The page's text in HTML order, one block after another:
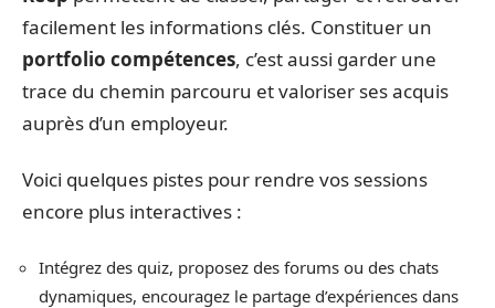
facilement les informations clés. Constituer un
portfolio compétences, c’est aussi garder une
trace du chemin parcouru et valoriser ses acquis
auprès d’un employeur.
Voici quelques pistes pour rendre vos sessions
encore plus interactives :
Intégrez des quiz, proposez des forums ou des chats
dynamiques, encouragez le partage d’expériences dans